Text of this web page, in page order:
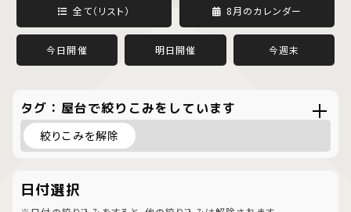
全て（リスト） 8月のカレンダー
今日開催 明日開催 今週末
タグ：屋台で絞りこみをしています
絞りこみを解除
日付選択